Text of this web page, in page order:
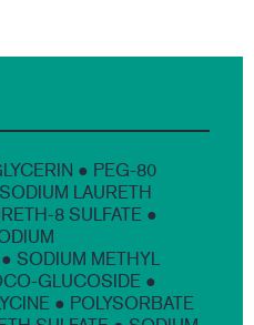
● PEG-80
LAURETH
8 SULFATE ●
SODIUM METHYL
GLUCOSIDE ●
● POLYSORBATE